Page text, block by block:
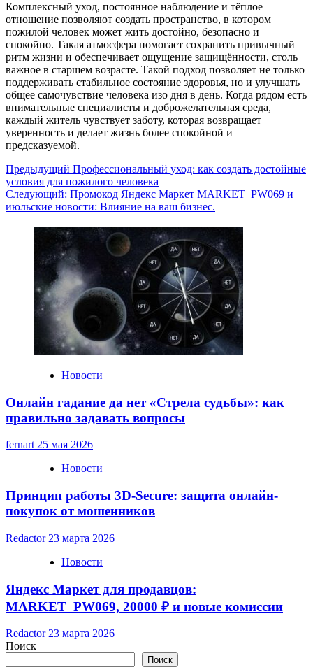
Комплексный уход, постоянное наблюдение и тёплое
отношение позволяют создать пространство, в котором
пожилой человек может жить достойно, безопасно и
спокойно. Такая атмосфера помогает сохранить привычный
ритм жизни и обеспечивает ощущение защищённости, столь
важное в старшем возрасте. Такой подход позволяет не только
поддерживать стабильное состояние здоровья, но и улучшать
общее самочувствие человека изо дня в день. Когда рядом есть
внимательные специалисты и доброжелательная среда,
каждый житель чувствует заботу, которая возвращает
уверенность и делает жизнь более спокойной и
предсказуемой.
Навигация
записи
Предыдущий Профессиональный уход: как создать достойные
условия для пожилого человека
Следующий: Промокод Яндекс Маркет MARKET_PW069 и
июльские новости: Влияние на ваш бизнес.
Новости
Онлайн гадание да нет «Стрела судьбы»: как
правильно задавать вопросы
fernart25 мая 2026
Новости
Принцип работы 3D-Secure: защита онлайн-
покупок от мошенников
Redactor 23 марта 2026
Новости
Яндекс Маркет для продавцов:
MARKET_PW069, 20000 ₽ и новые комиссии
Redactor 23 марта 2026
Поиск
Поиск